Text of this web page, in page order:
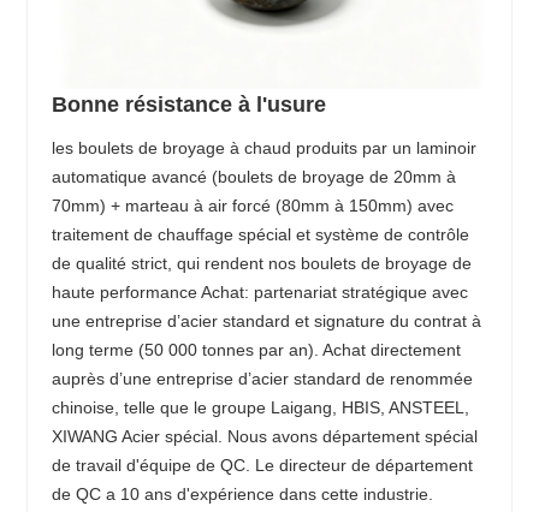
Bonne résistance à l'usure
les boulets de broyage à chaud produits par un laminoir
automatique avancé (boulets de broyage de 20mm à
70mm) + marteau à air forcé (80mm à 150mm) avec
traitement de chauffage spécial et système de contrôle
de qualité strict, qui rendent nos boulets de broyage de
haute performance Achat: partenariat stratégique avec
une entreprise d’acier standard et signature du contrat à
long terme (50 000 tonnes par an). Achat directement
auprès d’une entreprise d’acier standard de renommée
chinoise, telle que le groupe Laigang, HBIS, ANSTEEL,
XIWANG Acier spécial. Nous avons département spécial
de travail d'équipe de QC. Le directeur de département
de QC a 10 ans d'expérience dans cette industrie.